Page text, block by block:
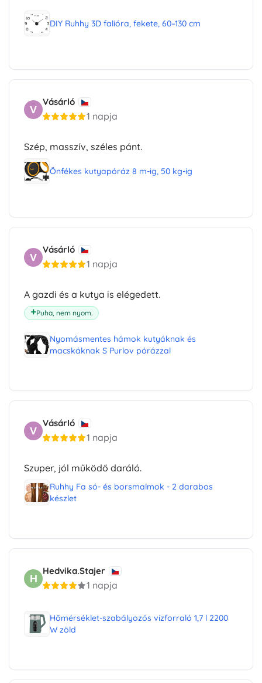
DIY Ruhhy 3D falióra, fekete, 60–130 cm
V
Vásárló
1 napja
Szép, masszív, széles pánt.
Önfékes kutyapóráz 8 m-ig, 50 kg-ig
V
Vásárló
1 napja
A gazdi és a kutya is elégedett.
Puha, nem nyom.
Nyomásmentes hámok kutyáknak és
macskáknak S Purlov pórázzal
V
Vásárló
1 napja
Szuper, jól működő daráló.
Ruhhy Fa só- és borsmalmok - 2 darabos
készlet
H
Hedvika.Stajer
1 napja
Hőmérséklet-szabályozós vízforraló 1,7 l 2200
W zöld